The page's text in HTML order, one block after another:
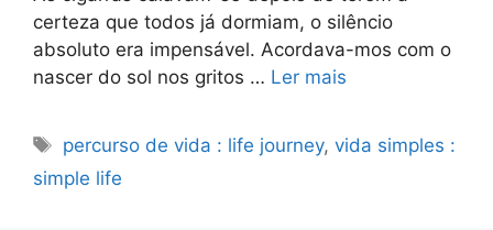
certeza que todos já dormiam, o silêncio
absoluto era impensável. Acordava-mos com o
nascer do sol nos gritos … Ler mais
Etiquetas
percurso de vida : life journey,vida simples :
simple life